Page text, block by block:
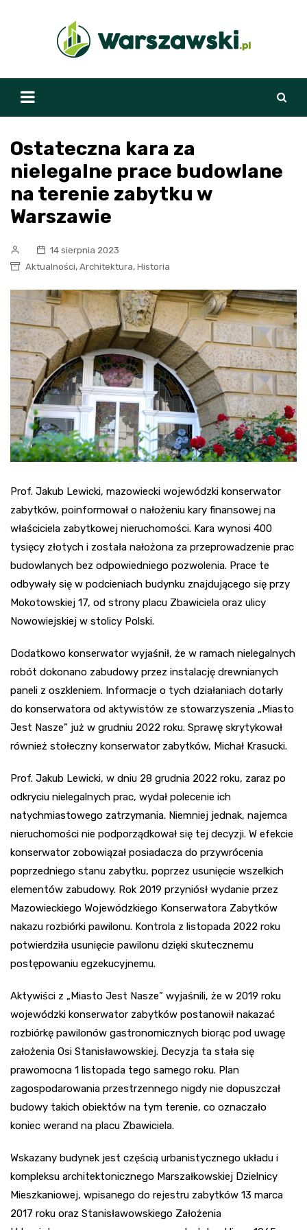
Ostateczna kara za
nielegalne prace budowlane
na terenie zabytku w
Warszawie
14 sierpnia 2023
Aktualności, Architektura, Historia
Prof. Jakub Lewicki, mazowiecki wojewódzki konserwator
zabytków, poinformował o nałożeniu kary finansowej na
właściciela zabytkowej nieruchomości. Kara wynosi 400
tysięcy złotych i została nałożona za przeprowadzenie prac
budowlanych bez odpowiedniego pozwolenia. Prace te
odbywały się w podcieniach budynku znajdującego się przy
Mokotowskiej 17, od strony placu Zbawiciela oraz ulicy
Nowowiejskiej w stolicy Polski.
Dodatkowo konserwator wyjaśnił, że w ramach nielegalnych
robót dokonano zabudowy przez instalację drewnianych
paneli z oszkleniem. Informacje o tych działaniach dotarły
do konserwatora od aktywistów ze stowarzyszenia „Miasto
Jest Nasze” już w grudniu 2022 roku. Sprawę skrytykował
również stołeczny konserwator zabytków, Michał Krasucki.
Prof. Jakub Lewicki, w dniu 28 grudnia 2022 roku, zaraz po
odkryciu nielegalnych prac, wydał polecenie ich
natychmiastowego zatrzymania. Niemniej jednak, najemca
nieruchomości nie podporządkował się tej decyzji. W efekcie
konserwator zobowiązał posiadacza do przywrócenia
poprzedniego stanu zabytku, poprzez usunięcie wszelkich
elementów zabudowy. Rok 2019 przyniósł wydanie przez
Mazowieckiego Wojewódzkiego Konserwatora Zabytków
nakazu rozbiórki pawilonu. Kontrola z listopada 2022 roku
potwierdziła usunięcie pawilonu dzięki skutecznemu
postępowaniu egzekucyjnemu.
Aktywiści z „Miasto Jest Nasze” wyjaśnili, że w 2019 roku
wojewódzki konserwator zabytków postanowił nakazać
rozbiórkę pawilonów gastronomicznych biorąc pod uwagę
założenia Osi Stanisławowskiej. Decyzja ta stała się
prawomocna 1 listopada tego samego roku. Plan
zagospodarowania przestrzennego nigdy nie dopuszczał
budowy takich obiektów na tym terenie, co oznaczało
koniec werand na placu Zbawiciela.
Wskazany budynek jest częścią urbanistycznego układu i
kompleksu architektonicznego Marszałkowskiej Dzielnicy
Mieszkaniowej, wpisanego do rejestru zabytków 13 marca
2017 roku oraz Stanisławowskiego Założenia